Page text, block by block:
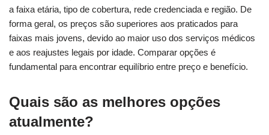
a faixa etária, tipo de cobertura, rede credenciada e região. De
forma geral, os preços são superiores aos praticados para
faixas mais jovens, devido ao maior uso dos serviços médicos
e aos reajustes legais por idade. Comparar opções é
fundamental para encontrar equilíbrio entre preço e benefício.
Quais são as melhores opções
atualmente?